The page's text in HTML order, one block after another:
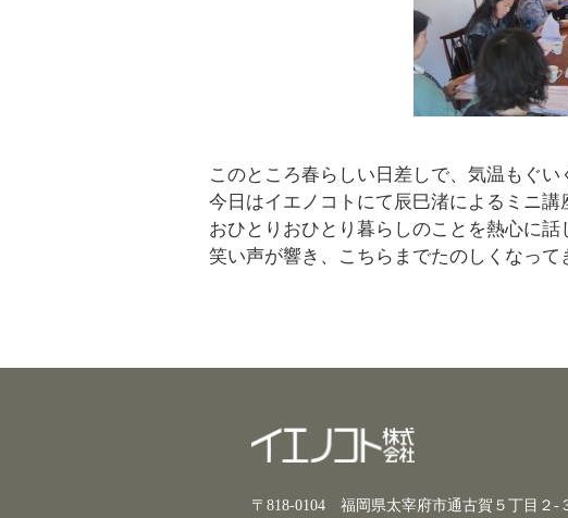
このところ春らしい日差しで、気温もぐい
今日はイエノコトにて辰巳渚によるミニ講
おひとりおひとり暮らしのことを熱心に話
笑い声が響き、こちらまでたのしくなって
〒818-0104 福岡県太宰府市通古賀５丁目２-